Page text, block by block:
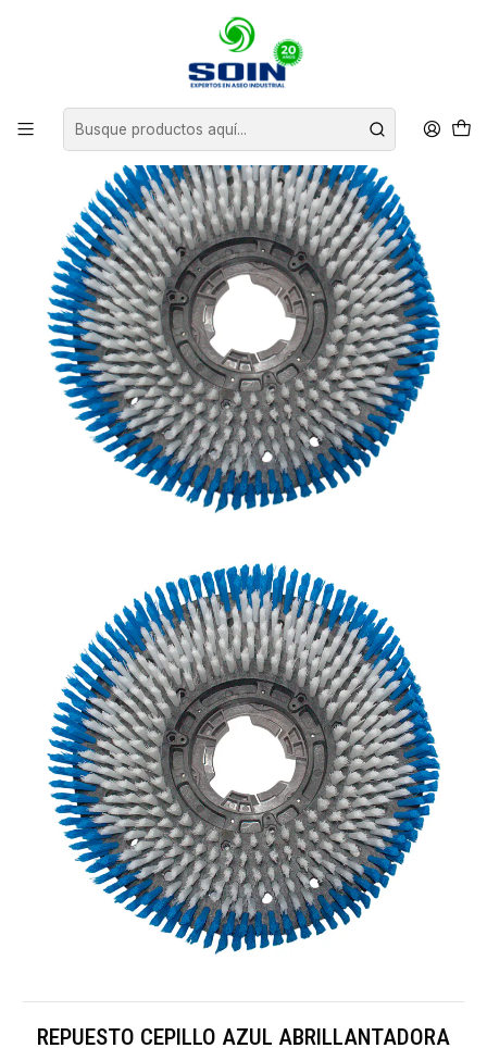
PADS Y CEPILLOS ABRILLANTADORAS
REPUESTO CEPILLO AZUL ABRILLANTADORA 17"
REPUESTO CEPILLO AZUL ABRILLANTADORA